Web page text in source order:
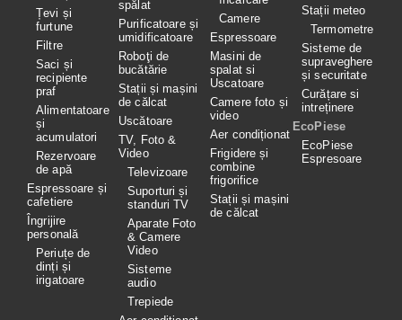
Țevi și
furtune
Filtre
Saci și
recipiente
praf
Alimentatoare
și
acumulatori
Rezervoare
de apă
Espressoare și
cafetiere
Îngrijire
personală
Periuțe de
dinți și
irigatoare
spălat
Purificatoare și
umidificatoare
Roboţi de
bucătărie
Stații și mașini
de călcat
Uscătoare
TV, Foto &
Video
Televizoare
Suporturi și
standuri TV
Aparate Foto
& Camere
Video
Sisteme
audio
Trepiede
Camere
Espressoare
Masini de
spalat si
Uscatoare
Camere foto și
video
Aer condiționat
Frigidere și
combine
frigorifice
Stații și mașini
de călcat
Stații meteo
Termometre
Sisteme de
supraveghere
și securitate
Curățare si
intreținere
EcoPiese
EcoPiese
Espresoare